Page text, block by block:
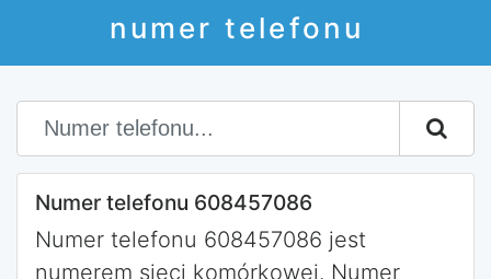
numer telefonu
Numer telefonu 608457086
Numer telefonu 608457086 jest
numerem sieci komórkowej. Numer